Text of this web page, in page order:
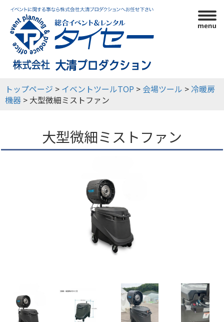
利用ガイド
イベントツール
イベント実績
トップページ > イベントツールTOP > 会場ツール > 冷暖房
機器 > 大型微細ミストファン
大型微細ミストファン